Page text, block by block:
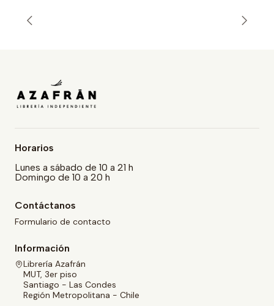
Horarios
Lunes a sábado de 10 a 21 h
Domingo de 10 a 20 h
Contáctanos
Formulario de contacto
Información
Librería Azafrán
MUT, 3er piso
Santiago - Las Condes
Región Metropolitana - Chile